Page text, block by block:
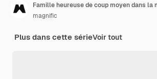
Famille heureuse de coup moyen dans la
magnific
Plus dans cette sérieVoir tout